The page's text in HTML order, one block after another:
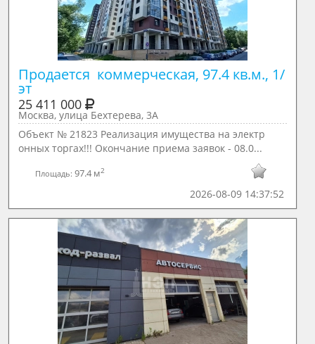
Продается  коммерческая, 97.4 кв.м., 1/
эт
25 411 000
Москва, улица Бехтерева, 3А
Объект № 21823 Реализация имущества на электр
онных торгах!!! Окончание приема заявок - 08.0...
Площадь:97.4 м2
2026-08-09 14:37:52